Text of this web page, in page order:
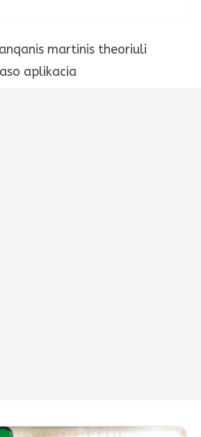
martinis theoriuli
aplikacia